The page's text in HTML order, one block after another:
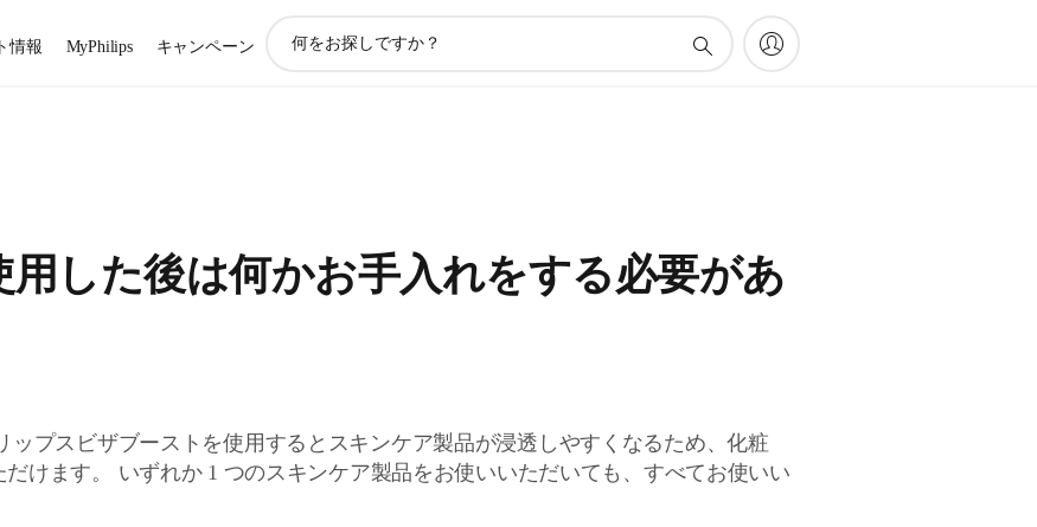
情報 MyPhilips キャンペーン
索
用した後は何かお手入れをする必要があ
ップスビザブーストを使用するとスキンケア製品が浸透しやすくなるため、化粧
けます。 いずれか 1 つのスキンケア製品をお使いいただいても、すべてお使いい